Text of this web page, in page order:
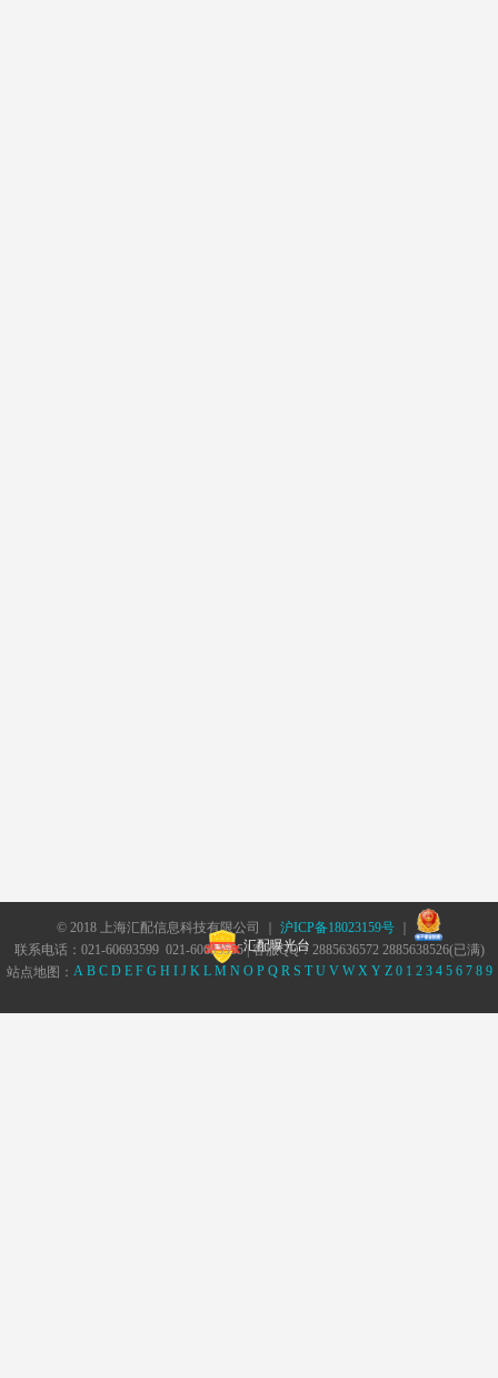
© 2018 上海汇配信息科技有限公司 ｜ 沪ICP备18023159号｜
汇配曝光台
联系电话：021-60693599 021-60693555 | 客服QQ：2885636572 2885638526(已满)
站点地图： A B C D E F G H I J K L M N O P Q R S T U V W X Y Z 0 1 2 3 4 5 6 7 8 9